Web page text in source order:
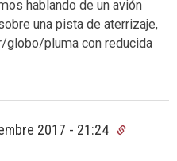
hablando de un avión
una pista de aterrizaje,
globo/pluma con reducida
2017 - 21:24